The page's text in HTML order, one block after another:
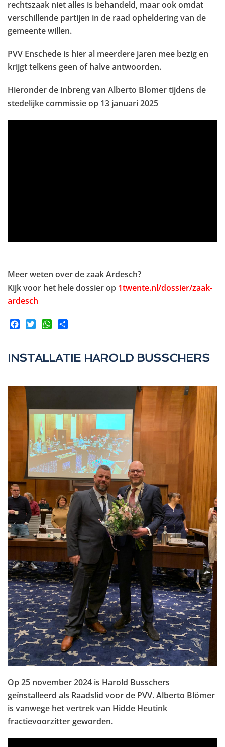
rechtszaak niet alles is behandeld, maar ook omdat
verschillende partijen in de raad opheldering van de
gemeente willen.
PVV Enschede is hier al meerdere jaren mee bezig en
krijgt telkens geen of halve antwoorden.
Hieronder de inbreng van Alberto Blomer tijdens de
stedelijke commissie op 13 januari 2025
Meer weten over de zaak Ardesch?
Kijk voor het hele dossier op 1twente.nl/dossier/zaak-
ardesch
INSTALLATIE HAROLD BUSSCHERS
Op 25 november 2024 is Harold Busschers
geïnstalleerd als Raadslid voor de PVV. Alberto Blömer
is vanwege het vertrek van Hidde Heutink
fractievoorzitter geworden.